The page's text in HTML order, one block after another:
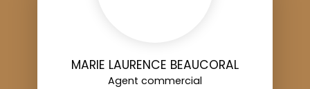
MARIE LAURENCE BEAUCORAL
Agent commercial